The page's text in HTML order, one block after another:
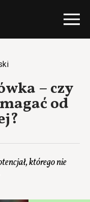
– czy
od
którego nie